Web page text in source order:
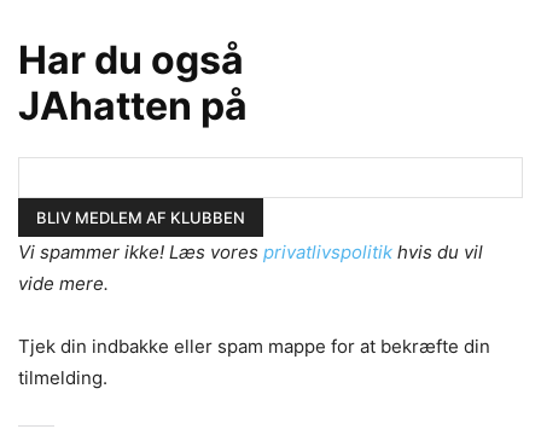
Har du også
JAhatten på
Vi spammer ikke! Læs vores privatlivspolitik hvis du vil
vide mere.
Tjek din indbakke eller spam mappe for at bekræfte din
tilmelding.